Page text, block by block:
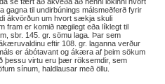
gagna til undirbúnings málsmeðferð fyrir
ákvörðun um hvort sækja skuli
fram er komið nægilegt eða líklegt til
sbr. 145. gr. sömu laga. Þar sem
eftir 108. gr. laganna verður
er ábótavant og ákæra af þeim sökum
þessu virtu eru þær röksemdir, sem
sínum, haldlausar með öllu.